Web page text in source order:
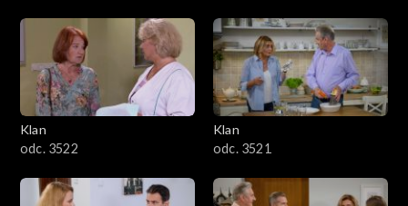
Klan
odc. 3522
Klan
odc. 3521